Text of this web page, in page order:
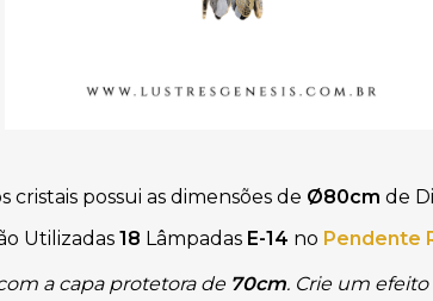
cristais possui as dimensões de Ø80cm de
Utilizadas18 Lâmpadas E-14 no Pendente
a capa protetora de 70cm. Crie um